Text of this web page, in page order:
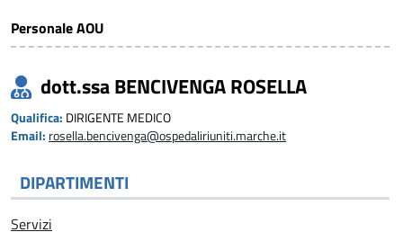
Personale AOU
dott.ssa BENCIVENGA ROSELLA
Qualifica: DIRIGENTE MEDICO
Email: rosella.bencivenga@ospedaliriuniti.marche.it
DIPARTIMENTI
Servizi